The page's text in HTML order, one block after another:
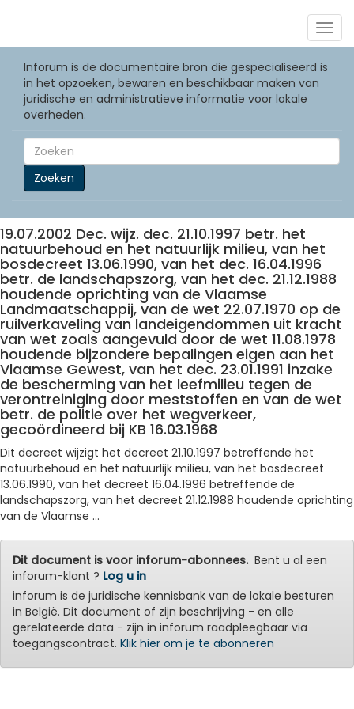
Inforum is de documentaire bron die gespecialiseerd is
in het opzoeken, bewaren en beschikbaar maken van
juridische en administratieve informatie voor lokale
overheden.
Zoeken
19.07.2002 Dec. wijz. dec. 21.10.1997 betr. het
natuurbehoud en het natuurlijk milieu, van het
bosdecreet 13.06.1990, van het dec. 16.04.1996
betr. de landschapszorg, van het dec. 21.12.1988
houdende oprichting van de Vlaamse
Landmaatschappij, van de wet 22.07.1970 op de
ruilverkaveling van landeigendommen uit kracht
van wet zoals aangevuld door de wet 11.08.1978
houdende bijzondere bepalingen eigen aan het
Vlaamse Gewest, van het dec. 23.01.1991 inzake
de bescherming van het leefmilieu tegen de
verontreiniging door meststoffen en van de wet
betr. de politie over het wegverkeer,
gecoördineerd bij KB 16.03.1968
Dit decreet wijzigt het decreet 21.10.1997 betreffende het
natuurbehoud en het natuurlijk milieu, van het bosdecreet
13.06.1990, van het decreet 16.04.1996 betreffende de
landschapszorg, van het decreet 21.12.1988 houdende oprichting
van de Vlaamse ...
Dit document is voor inforum-abonnees.Bent u al een
inforum-klant ? Log u in
inforum is de juridische kennisbank van de lokale besturen
in België. Dit document of zijn beschrijving - en alle
gerelateerde data - zijn in inforum raadpleegbaar via
toegangscontract. Klik hier om je te abonneren